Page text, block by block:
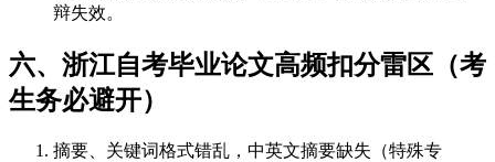
辩失效。
六、浙江自考毕业论文高频扣分雷区（考
生务必避开）
摘要、关键词格式错乱，中英文摘要缺失（特殊专